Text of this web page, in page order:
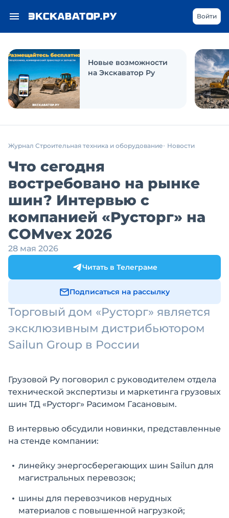
Войти
Новые возможности
на Экскаватор Ру
Журнал Строительная техника и оборудование Новости
Что сегодня
востребовано на рынке
шин? Интервью с
компанией «Русторг» на
COMvex 2026
28 мая 2026
Читать в Телеграме
Подписаться на рассылку
Торговый дом «Русторг» является
эксклюзивным дистрибьютором
Sailun Group в России
Грузовой Ру поговорил с руководителем отдела
технической экспертизы и маркетинга грузовых
шин ТД «Русторг» Расимом Гасановым.
В интервью обсудили новинки, представленные
на стенде компании:
линейку энергосберегающих шин Sailun для
магистральных перевозок;
шины для перевозчиков нерудных
материалов с повышенной нагрузкой;